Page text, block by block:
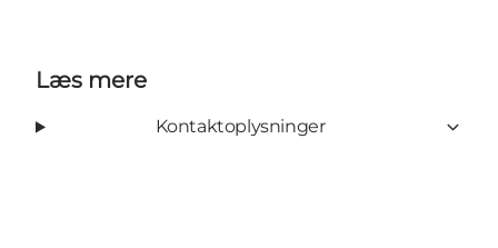
Læs mere
Kontaktoplysninger